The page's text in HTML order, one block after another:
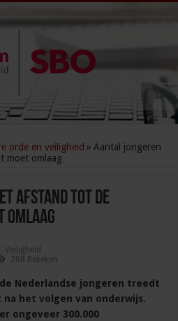
orde en veiligheid » Aantal jongeren
moet omlaag
afstand tot de
omlaag
,Veiligheid
288 Bekeken
Nederlandse jongeren treedt
het volgen van onderwijs.
ongeveer 300.000